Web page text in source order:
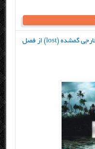
دانلود قسمت های ۸ تا ۱۲ سریال خارجی گمشده (lost) از فصل